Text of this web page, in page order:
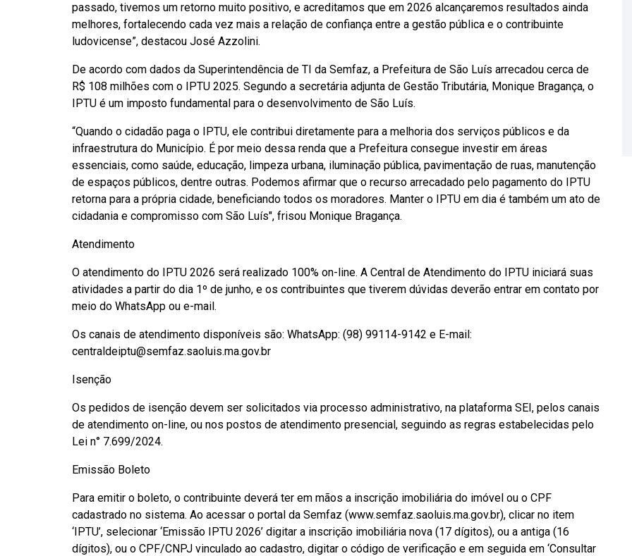
passado, tivemos um retorno muito positivo, e acreditamos que em 2026 alcançaremos resultados ainda
melhores, fortalecendo cada vez mais a relação de confiança entre a gestão pública e o contribuinte
ludovicense”, destacou José Azzolini.
De acordo com dados da Superintendência de TI da Semfaz, a Prefeitura de São Luís arrecadou cerca de
R$ 108 milhões com o IPTU 2025. Segundo a secretária adjunta de Gestão Tributária, Monique Bragança, o
IPTU é um imposto fundamental para o desenvolvimento de São Luís.
“Quando o cidadão paga o IPTU, ele contribui diretamente para a melhoria dos serviços públicos e da
infraestrutura do Município. É por meio dessa renda que a Prefeitura consegue investir em áreas
essenciais, como saúde, educação, limpeza urbana, iluminação pública, pavimentação de ruas, manutenção
de espaços públicos, dentre outras. Podemos afirmar que o recurso arrecadado pelo pagamento do IPTU
retorna para a própria cidade, beneficiando todos os moradores. Manter o IPTU em dia é também um ato de
cidadania e compromisso com São Luís", frisou Monique Bragança.
Atendimento
O atendimento do IPTU 2026 será realizado 100% on-line. A Central de Atendimento do IPTU iniciará suas
atividades a partir do dia 1º de junho, e os contribuintes que tiverem dúvidas deverão entrar em contato por
meio do WhatsApp ou e-mail.
Os canais de atendimento disponíveis são: WhatsApp: (98) 99114-9142 e E-mail:
centraldeiptu@semfaz.saoluis.ma.gov.br
Isenção
Os pedidos de isenção devem ser solicitados via processo administrativo, na plataforma SEI, pelos canais
de atendimento on-line, ou nos postos de atendimento presencial, seguindo as regras estabelecidas pelo
Lei n° 7.699/2024.
Emissão Boleto
Para emitir o boleto, o contribuinte deverá ter em mãos a inscrição imobiliária do imóvel ou o CPF
cadastrado no sistema. Ao acessar o portal da Semfaz (www.semfaz.saoluis.ma.gov.br), clicar no item
‘IPTU’, selecionar ‘Emissão IPTU 2026’ digitar a inscrição imobiliária nova (17 dígitos), ou a antiga (16
dígitos), ou o CPF/CNPJ vinculado ao cadastro, digitar o código de verificação e em seguida em ‘Consultar